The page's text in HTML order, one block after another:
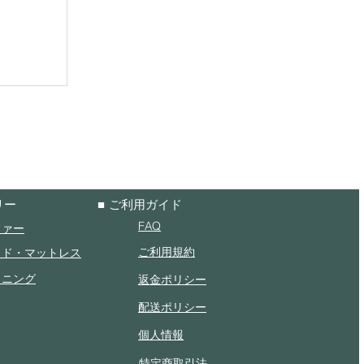
ー
ー
・マットレス
ング
■ ご利用ガイド
FAQ
ご利用規約
返金ポリシー
配送ポリシー
個人情報